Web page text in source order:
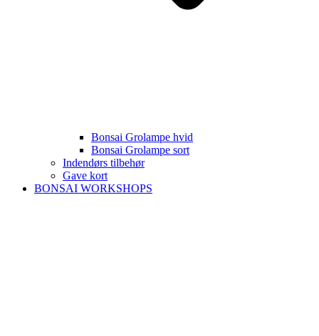
Bonsai Grolampe hvid
Bonsai Grolampe sort
Indendørs tilbehør
Gave kort
BONSAI WORKSHOPS